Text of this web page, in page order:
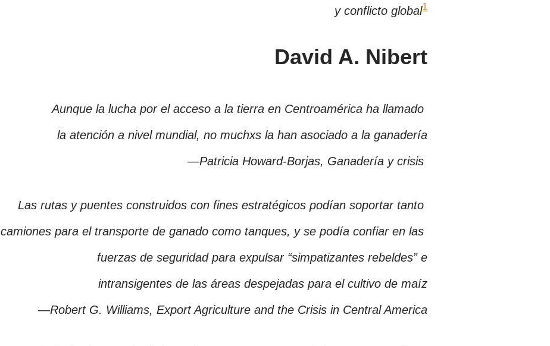
y conflicto global1
David A. Nibert
Aunque la lucha por el acceso a la tierra en Centroamérica ha llamado
la atención a nivel mundial, no muchxs la han asociado a la ganadería
—Patricia Howard-Borjas, Ganadería y crisis
Las rutas y puentes construidos con fines estratégicos podían soportar tanto
camiones para el transporte de ganado como tanques, y se podía confiar en las
fuerzas de seguridad para expulsar “simpatizantes rebeldes” e
intransigentes de las áreas despejadas para el cultivo de maíz
—Robert G. Williams, Export Agriculture and the Crisis in Central America